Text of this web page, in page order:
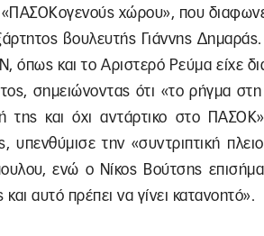
χώρου», που
βουλευτής Γιάννης
όπως και το Αριστερό Ρεύμα είχε
σημειώνοντας ότι «το ρήγμα
της και όχι αντάρτικο στο
υπενθύμισε την «συντριπτική
ενώ ο Νίκος Βούτσης
και αυτό πρέπει να γίνει κατανοητό».